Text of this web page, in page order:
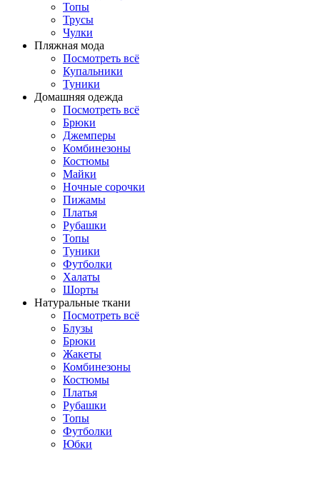
Топы
Трусы
Чулки
Пляжная мода
Посмотреть всё
Купальники
Туники
Домашняя одежда
Посмотреть всё
Брюки
Джемперы
Комбинезоны
Костюмы
Майки
Ночные сорочки
Пижамы
Платья
Рубашки
Топы
Туники
Футболки
Халаты
Шорты
Натуральные ткани
Посмотреть всё
Блузы
Брюки
Жакеты
Комбинезоны
Костюмы
Платья
Рубашки
Топы
Футболки
Юбки